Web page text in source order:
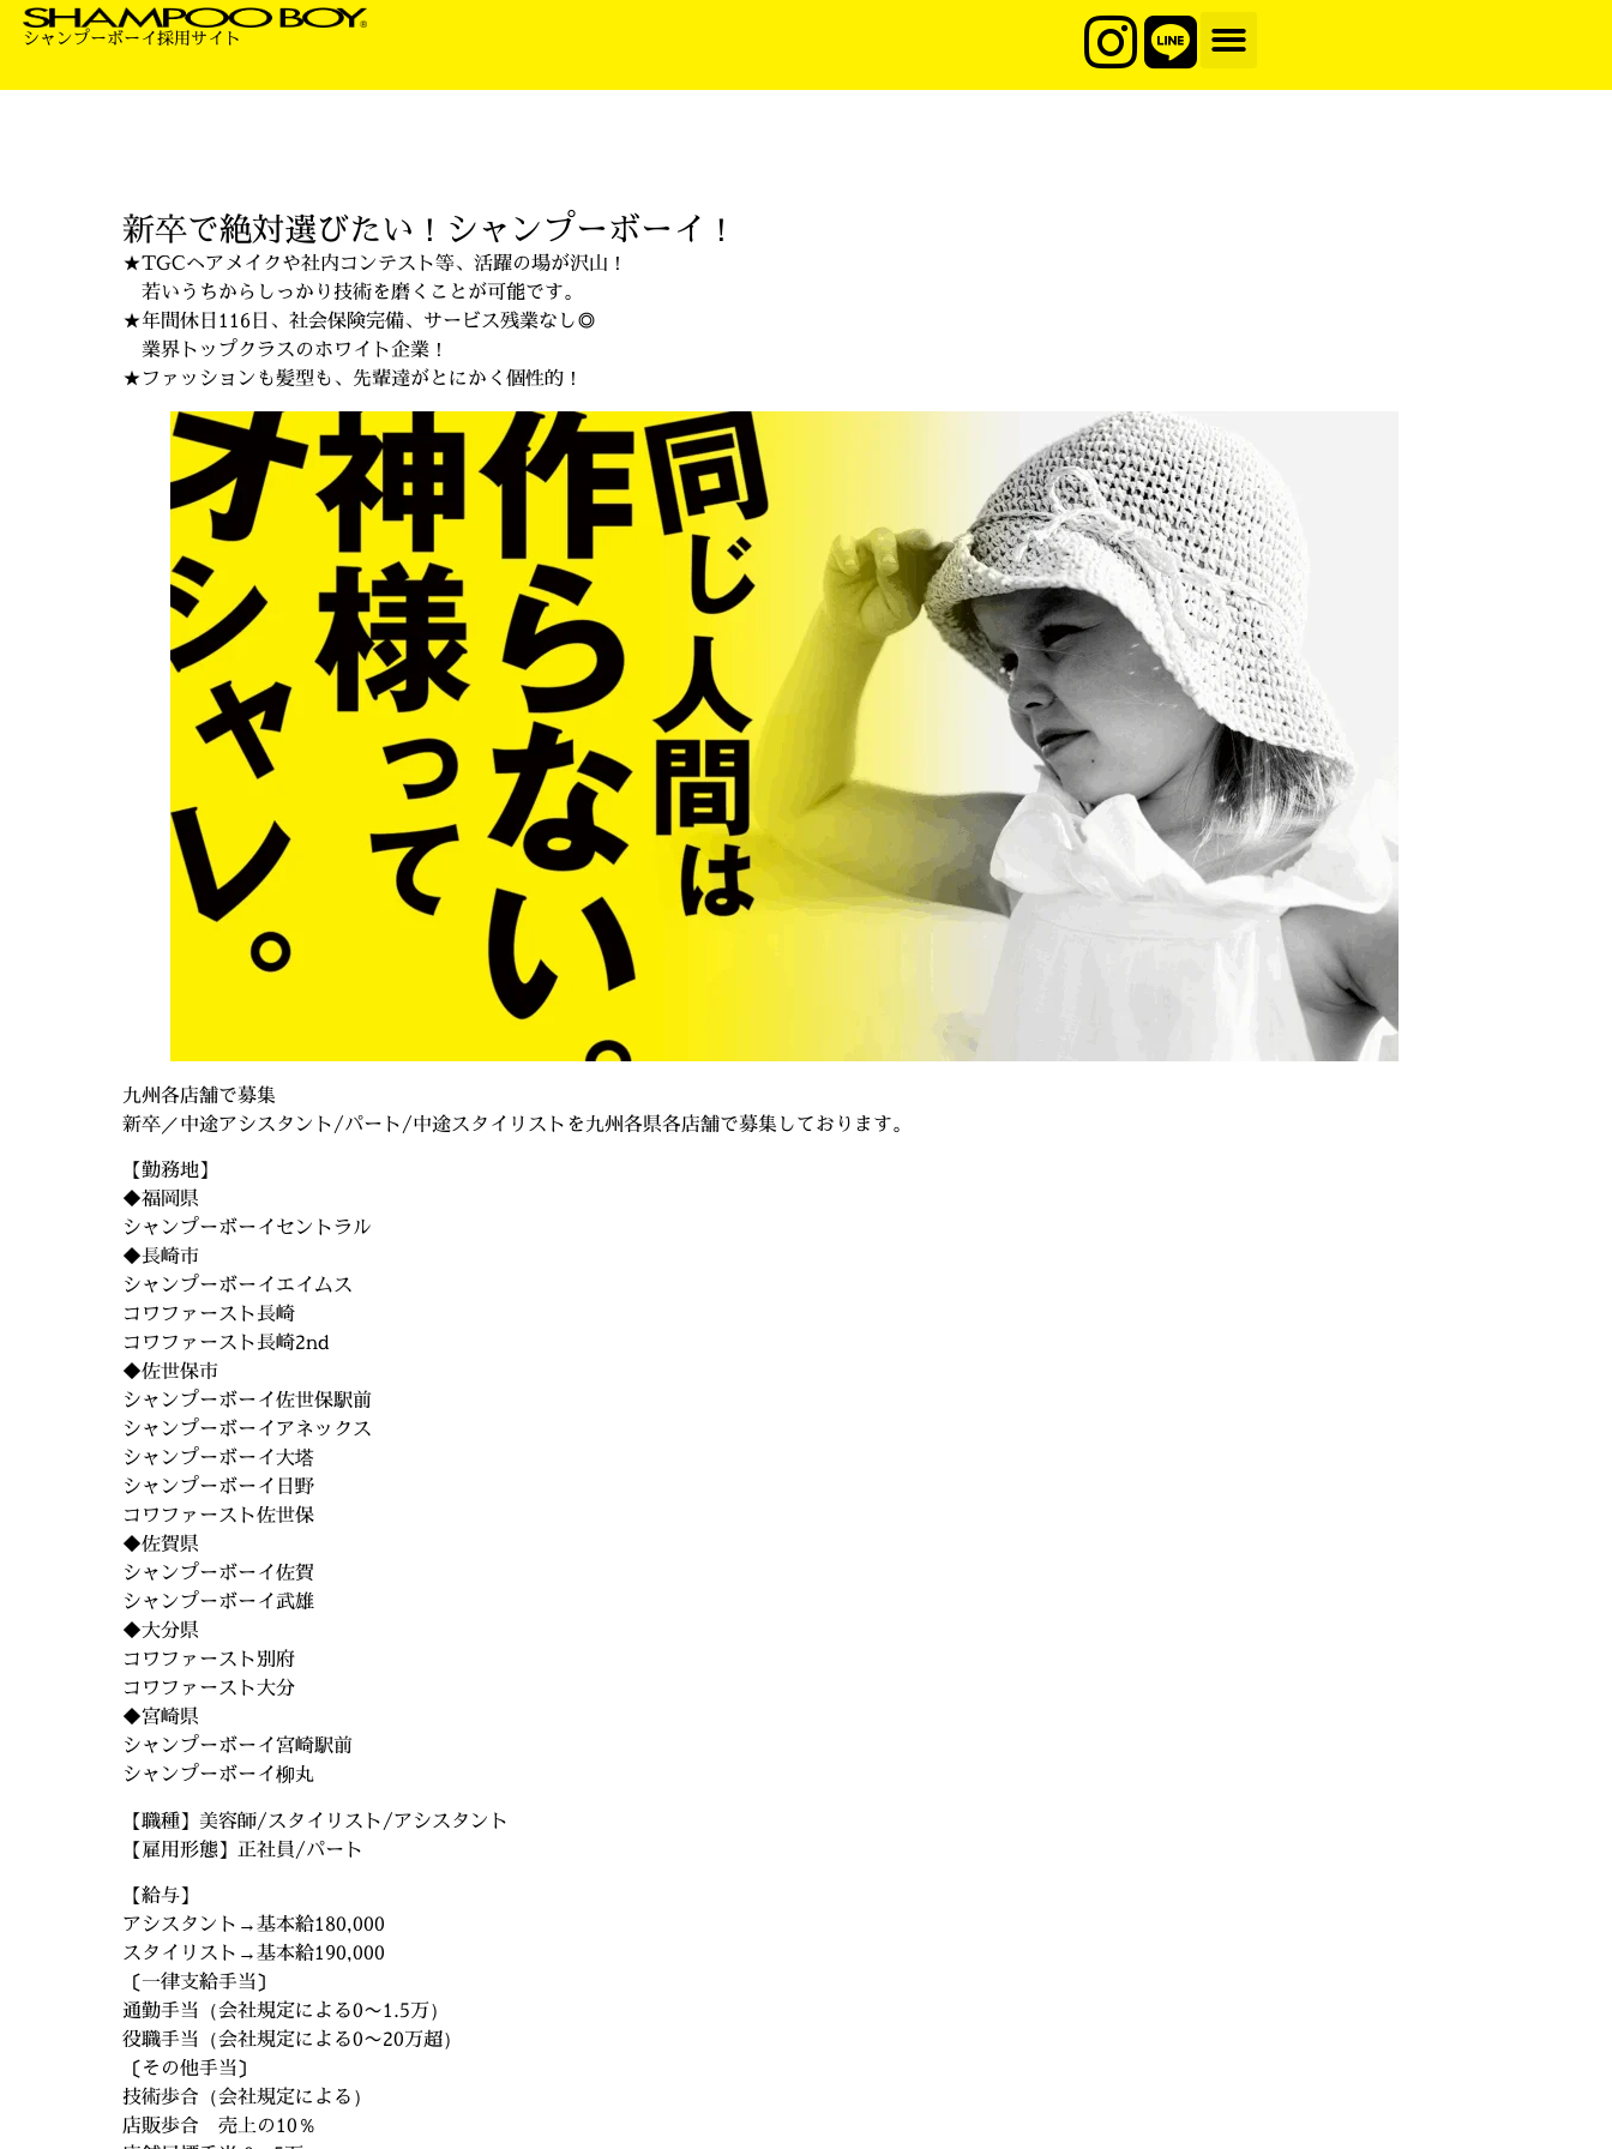
シャンプーボーイ採用サイト
新卒で絶対選びたい！シャンプーボーイ！
★TGCヘアメイクや社内コンテスト等、活躍の場が沢山！
若いうちからしっかり技術を磨くことが可能です。
★年間休日116日、社会保険完備、サービス残業なし◎
業界トップクラスのホワイト企業！
★ファッションも髪型も、先輩達がとにかく個性的！
九州各店舗で募集
新卒／中途アシスタント/パート/中途スタイリストを九州各県各店舗で募集しております。
【勤務地】
◆福岡県
シャンプーボーイセントラル
◆長崎市
シャンプーボーイエイムス
コワファースト長崎
コワファースト長崎2nd
◆佐世保市
シャンプーボーイ佐世保駅前
シャンプーボーイアネックス
シャンプーボーイ大塔
シャンプーボーイ日野
コワファースト佐世保
◆佐賀県
シャンプーボーイ佐賀
シャンプーボーイ武雄
◆大分県
コワファースト別府
コワファースト大分
◆宮崎県
シャンプーボーイ宮崎駅前
シャンプーボーイ柳丸
【職種】美容師/スタイリスト/アシスタント
【雇用形態】正社員/パート
【給与】
アシスタント→基本給180,000
スタイリスト→基本給190,000
〔一律支給手当〕
通勤手当（会社規定による0〜1.5万）
役職手当（会社規定による0〜20万超）
〔その他手当〕
技術歩合（会社規定による）
店販歩合 売上の10％